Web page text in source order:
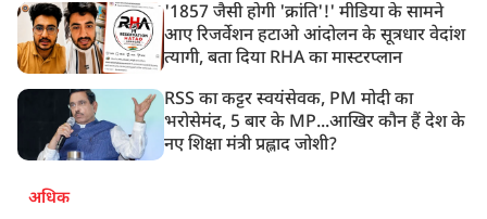
'1857 जैसी होगी 'क्रांति'!' मीडिया के सामने
आए रिजर्वेशन हटाओ आंदोलन के सूत्रधार वेदांश
त्यागी, बता दिया RHA का मास्टरप्लान
RSS का कट्टर स्वयंसेवक, PM मोदी का
भरोसेमंद, 5 बार के MP...आखिर कौन हैं देश के
नए शिक्षा मंत्री प्रह्लाद जोशी?
अधिक